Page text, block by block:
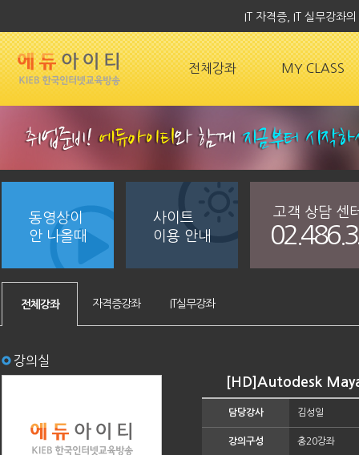
IT 자격증, IT 실무강좌
전체강좌 MY CLASS
동영상이
안 나올때
사이트
이용 안내
고객 상담 센
전체강좌 자격증강좌 IT실무강좌
강의실
[HD]Autodesk
담당강사 김성일
강의구성 총20강좌